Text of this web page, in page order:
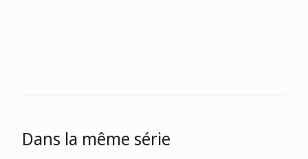
Dans la même série